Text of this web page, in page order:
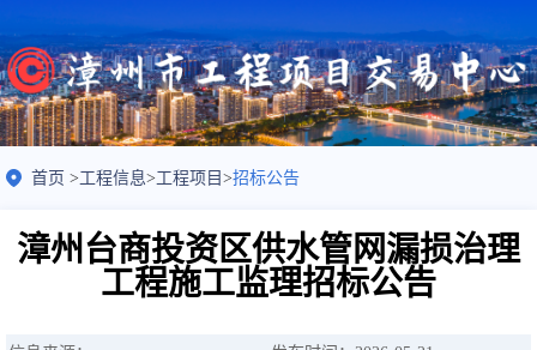
首页 >工程信息>工程项目 >招标公告
漳州台商投资区供水管网漏损治理
工程施工监理招标公告